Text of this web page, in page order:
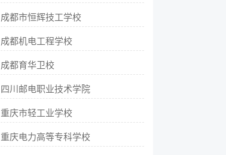
成都市恒辉技工学校
成都机电工程学校
成都育华卫校
四川邮电职业技术学院
重庆市轻工业学校
重庆电力高等专科学校